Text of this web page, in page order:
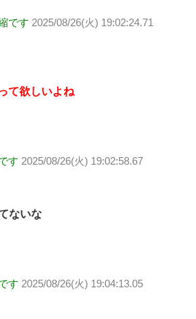
です 2025/08/26(火) 19:02:24.71
て欲しいよね
す 2025/08/26(火) 19:02:58.67
ないな
す 2025/08/26(火) 19:04:13.05